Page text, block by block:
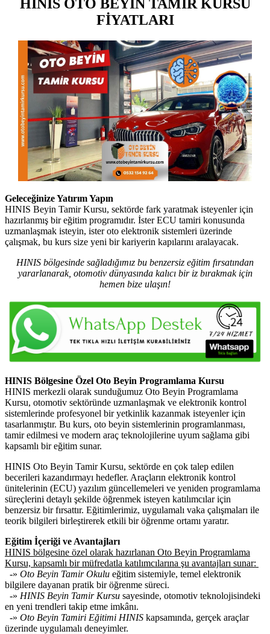
HINIS OTO BEYİN TAMİR KURSU
FİYATLARI
Geleceğinize Yatırım Yapın
HINIS Beyin Tamir Kursu, sektörde fark yaratmak isteyenler için
hazırlanmış bir eğitim programıdır. İster ECU tamiri konusunda
uzmanlaşmak isteyin, ister oto elektronik sistemleri üzerinde
çalışmak, bu kurs size yeni bir kariyerin kapılarını aralayacak.
HINIS bölgesinde sağladığımız bu benzersiz eğitim fırsatından
yararlanarak, otomotiv dünyasında kalıcı bir iz bırakmak için
hemen bize ulaşın!
HINIS Bölgesine Özel Oto Beyin Programlama Kursu
HINIS merkezli olarak sunduğumuz Oto Beyin Programlama
Kursu, otomotiv sektöründe uzmanlaşmak ve elektronik kontrol
sistemlerinde profesyonel bir yetkinlik kazanmak isteyenler için
tasarlanmıştır. Bu kurs, oto beyin sistemlerinin programlanması,
tamir edilmesi ve modern araç teknolojilerine uyum sağlama gibi
kapsamlı bir eğitim sunar.
HINIS Oto Beyin Tamir Kursu, sektörde en çok talep edilen
becerileri kazandırmayı hedefler. Araçların elektronik kontrol
ünitelerinin (ECU) yazılım güncellemeleri ve yeniden programlama
süreçlerini detaylı şekilde öğrenmek isteyen katılımcılar için
benzersiz bir fırsattır. Eğitimlerimiz, uygulamalı vaka çalışmaları ile
teorik bilgileri birleştirerek etkili bir öğrenme ortamı yaratır.
Eğitim İçeriği ve Avantajları
HINIS bölgesine özel olarak hazırlanan Oto Beyin Programlama
Kursu, kapsamlı bir müfredatla katılımcılarına şu avantajları sunar:
-» Oto Beyin Tamir Okulu eğitim sistemiyle, temel elektronik
bilgilere dayanan pratik bir öğrenme süreci.
-» HINIS Beyin Tamir Kursu sayesinde, otomotiv teknolojisindeki
en yeni trendleri takip etme imkânı.
-» Oto Beyin Tamiri Eğitimi HINIS kapsamında, gerçek araçlar
üzerinde uygulamalı deneyimler.